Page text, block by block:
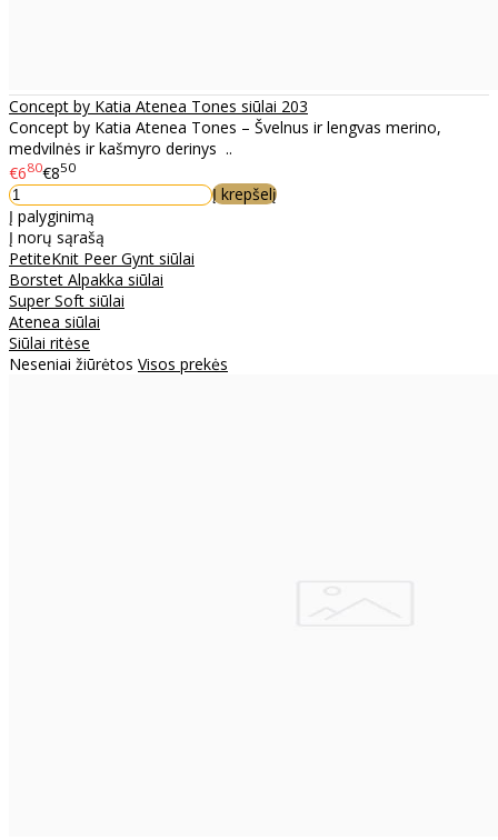
Concept by Katia Atenea Tones siūlai 203
Concept by Katia Atenea Tones – Švelnus ir lengvas merino,
medvilnės ir kašmyro derinys ..
€680€850
Į krepšelį
Į palyginimą
Į norų sąrašą
PetiteKnit Peer Gynt siūlai
Borstet Alpakka siūlai
Super Soft siūlai
Atenea siūlai
Siūlai ritėse
Neseniai žiūrėtos Visos prekės